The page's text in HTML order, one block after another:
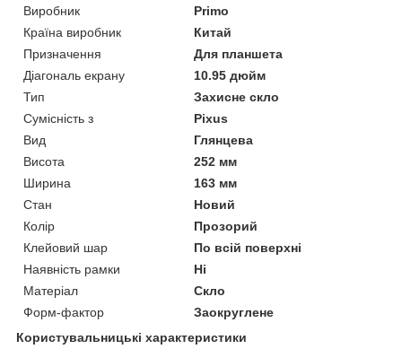
Виробник
Primo
Країна виробник
Китай
Призначення
Для планшета
Діагональ екрану
10.95 дюйм
Тип
Захисне скло
Сумісність з
Pixus
Вид
Глянцева
Висота
252 мм
Ширина
163 мм
Стан
Новий
Колір
Прозорий
Клейовий шар
По всій поверхні
Наявність рамки
Ні
Матеріал
Скло
Форм-фактор
Заокруглене
Користувальницькі характеристики